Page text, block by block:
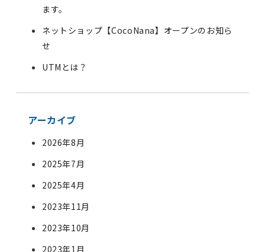
ます。
ネットショップ【CocoNana】オープンのお知ら
せ
UTMとは？
アーカイブ
2026年8月
2025年7月
2025年4月
2023年11月
2023年10月
2023年1月